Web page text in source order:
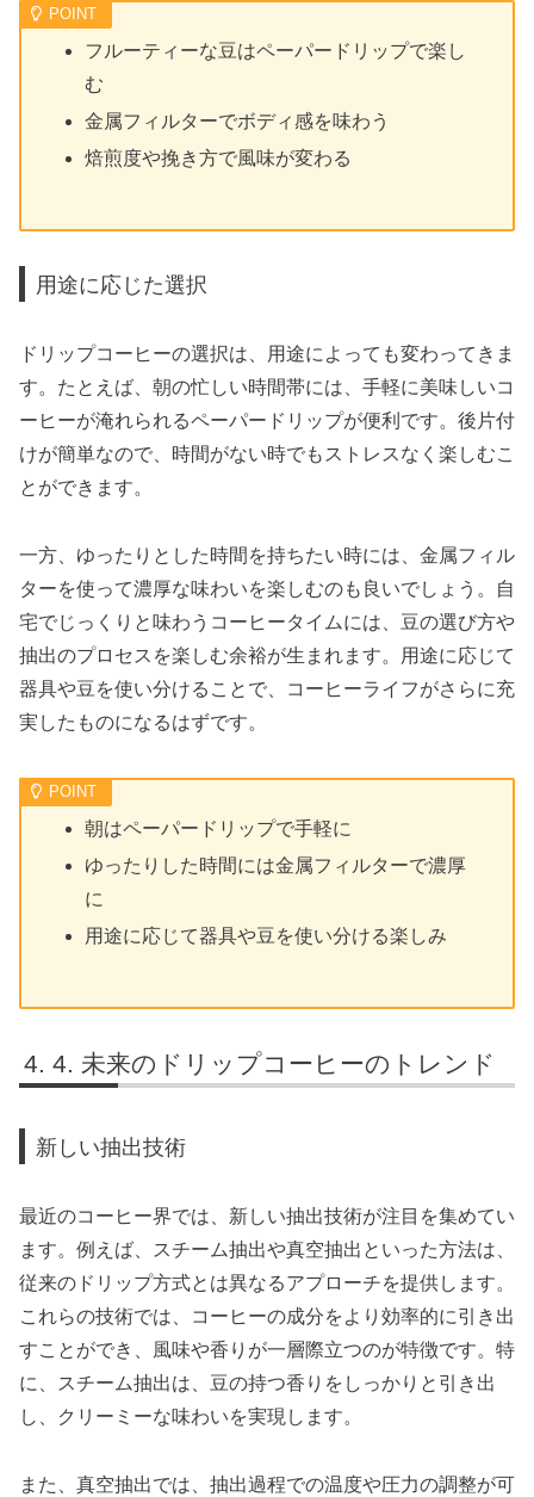
フルーティーな豆はペーパードリップで楽し
む
金属フィルターでボディ感を味わう
焙煎度や挽き方で風味が変わる
用途に応じた選択
ドリップコーヒーの選択は、用途によっても変わってきま
す。たとえば、朝の忙しい時間帯には、手軽に美味しいコ
ーヒーが淹れられるペーパードリップが便利です。後片付
けが簡単なので、時間がない時でもストレスなく楽しむこ
とができます。
一方、ゆったりとした時間を持ちたい時には、金属フィル
ターを使って濃厚な味わいを楽しむのも良いでしょう。自
宅でじっくりと味わうコーヒータイムには、豆の選び方や
抽出のプロセスを楽しむ余裕が生まれます。用途に応じて
器具や豆を使い分けることで、コーヒーライフがさらに充
実したものになるはずです。
朝はペーパードリップで手軽に
ゆったりした時間には金属フィルターで濃厚
に
用途に応じて器具や豆を使い分ける楽しみ
4. 未来のドリップコーヒーのトレンド
新しい抽出技術
最近のコーヒー界では、新しい抽出技術が注目を集めてい
ます。例えば、スチーム抽出や真空抽出といった方法は、
従来のドリップ方式とは異なるアプローチを提供します。
これらの技術では、コーヒーの成分をより効率的に引き出
すことができ、風味や香りが一層際立つのが特徴です。特
に、スチーム抽出は、豆の持つ香りをしっかりと引き出
し、クリーミーな味わいを実現します。
また、真空抽出では、抽出過程での温度や圧力の調整が可